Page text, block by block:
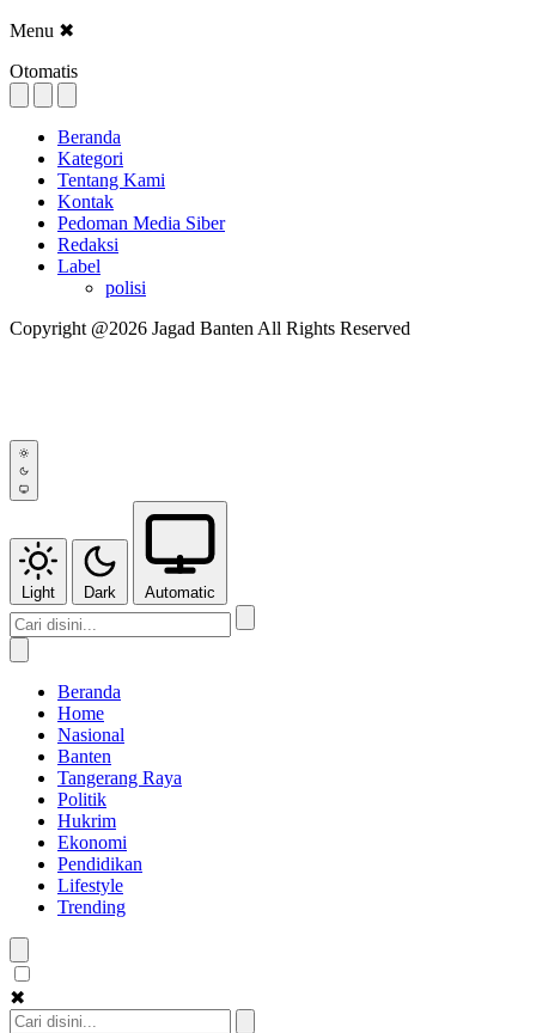
Menu ✖
Otomatis
Beranda
Kategori
Tentang Kami
Kontak
Pedoman Media Siber
Redaksi
Label
polisi
Copyright @2026 Jagad Banten All Rights Reserved
Light Dark Automatic
Beranda
Home
Nasional
Banten
Tangerang Raya
Politik
Hukrim
Ekonomi
Pendidikan
Lifestyle
Trending
✖